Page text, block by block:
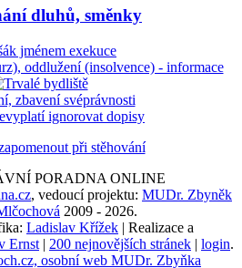
PORADNA ONLINE
, vedoucí projektu: MUDr. Zbyněk
2009 - 2026.
Ladislav Křížek | Realizace a
Ernst | 200 nejnovějších stránek | login.
osobní web MUDr. Zbyňka